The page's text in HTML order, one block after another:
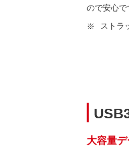
ので安心で
ストラ
大容量